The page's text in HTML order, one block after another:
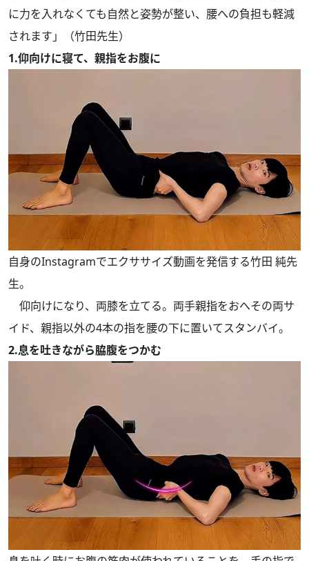
に力を入れなくても自然と姿勢が整い、腰への負担も軽減
されます」（竹田先生）
1.仰向けに寝て、親指をお腹に
自身のInstagramでエクササイズ動画を発信する竹田 純先
生。
仰向けになり、両膝を立てる。両手親指をおへその両サ
イド、親指以外の4本の指を腰の下に置いてスタンバイ。
2.息を吐きながら脇腹をつかむ